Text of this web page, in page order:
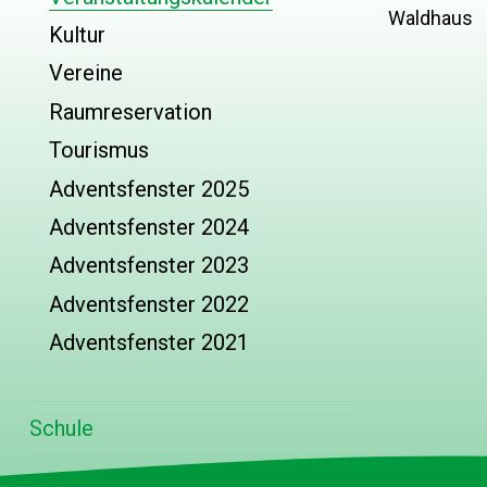
Kultur
Vereine
Raumreservation
Tourismus
Adventsfenster 2025
Adventsfenster 2024
Adventsfenster 2023
Adventsfenster 2022
Adventsfenster 2021
Schule
Waldhaus